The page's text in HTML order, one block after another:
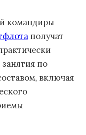
командиры
получат
по
включая